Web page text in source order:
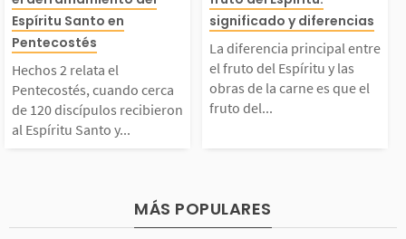
Dios nos llama a se
y esto solo es
ue es hijo de
ea, es la
e...
cuando cerc
de 120 discípulos re
al Espíritu S
anunciando las
Espíritu Santo en
Pentecostés
Hechos 2 relata el
Pentecostés, cuando cerca
de 120 discípulos recibieron
al Espíritu Santo y...
l entre el fruto
íritu y las
carne es que
ombre,
significado y diferencias
La diferencia principal entre
el fruto del Espíritu y las
obras de la carne es que el
fruto del...
MÁS POPULARES